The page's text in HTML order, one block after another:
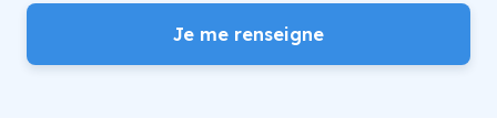
Je me renseigne